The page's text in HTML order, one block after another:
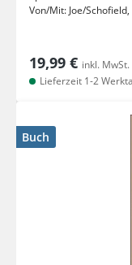
Von/Mit: Joe/
19,99 € inkl. MwSt.
Lieferzeit 1-2
Buch